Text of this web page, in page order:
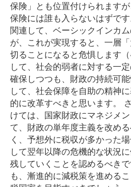
保険」とも位置付けられます
保険には誰も入らないはずで
関連して、ベーシックインカ
が、これが実現すると、一層
切ることになると危惧します
して、社会的弱者に対する一
確保しつつも、財政の持続可
して、社会保障を自助の精神
的に改革すべきと思います。
けては、国家財政にマネジメ
て、財政の単年度主義を改め
く、予想外に税収が多かった
して翌年以降の危機的な状況
残していくことを認めるべき
も、漸進的に減税策を進める